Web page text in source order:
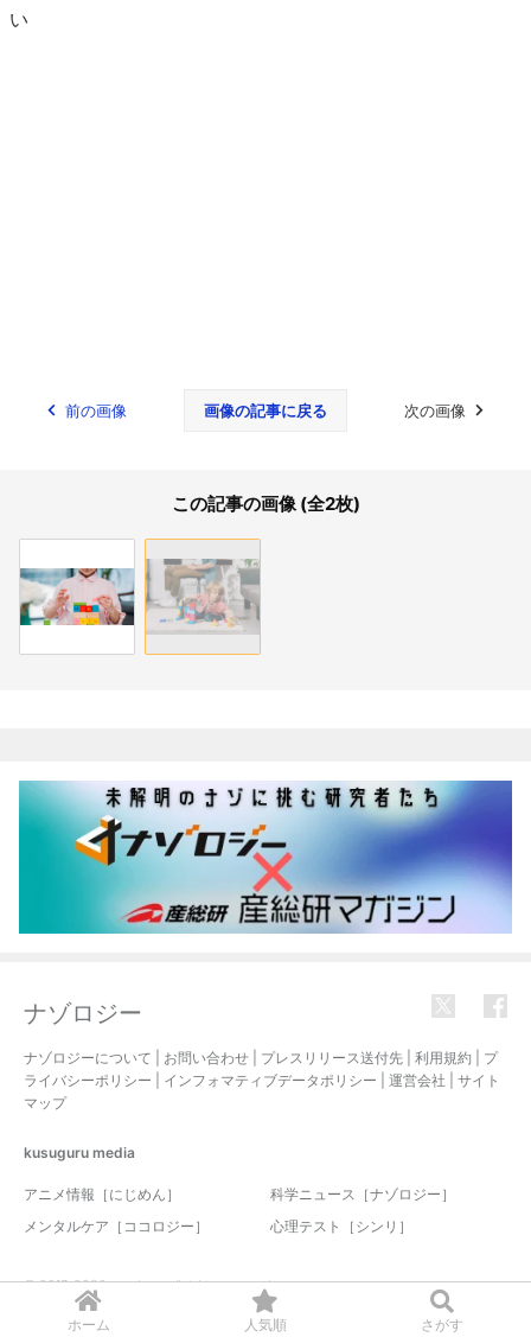
ホーム 人気順 さがす
い
前の画像 画像の記事に戻る 次の画像
この記事の画像 (全2枚)
ナゾロジー
ナゾロジーについて お問い合わせ プレスリリース送付先 利用規約
プ
ライバシーポリシー
インフォマティブデータポリシー 運営会社
サイト
マップ
kusuguru media
アニメ情報［にじめん］
科学ニュース［ナゾロジー］
メンタルケア［ココロジー］
心理テスト［シンリ］
© 2017-2026 nazology. all rights reserved.